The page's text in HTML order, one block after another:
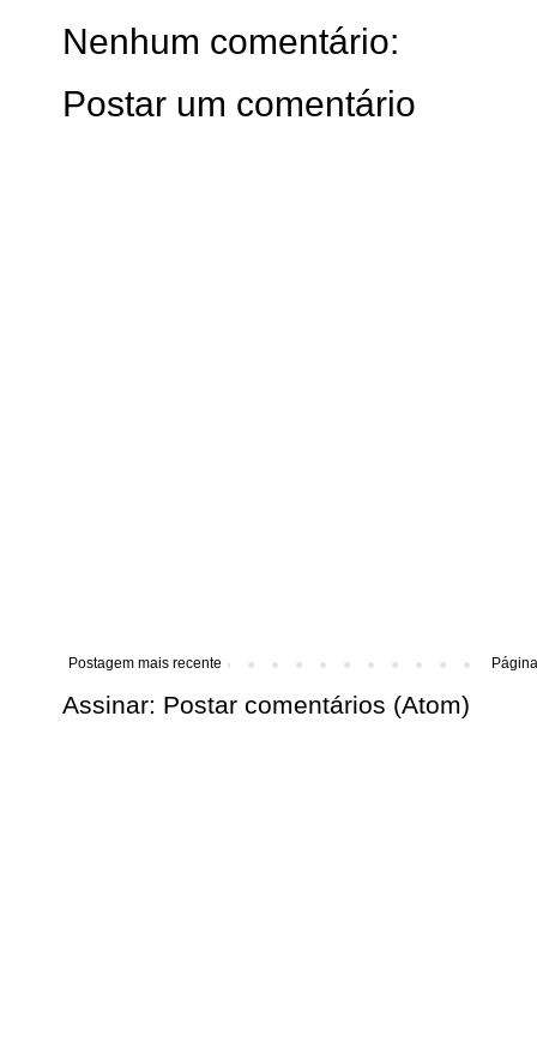
Nenhum comentário:
Postar um comentário
Postagem mais recente
Assinar: Postar comentários (Atom)